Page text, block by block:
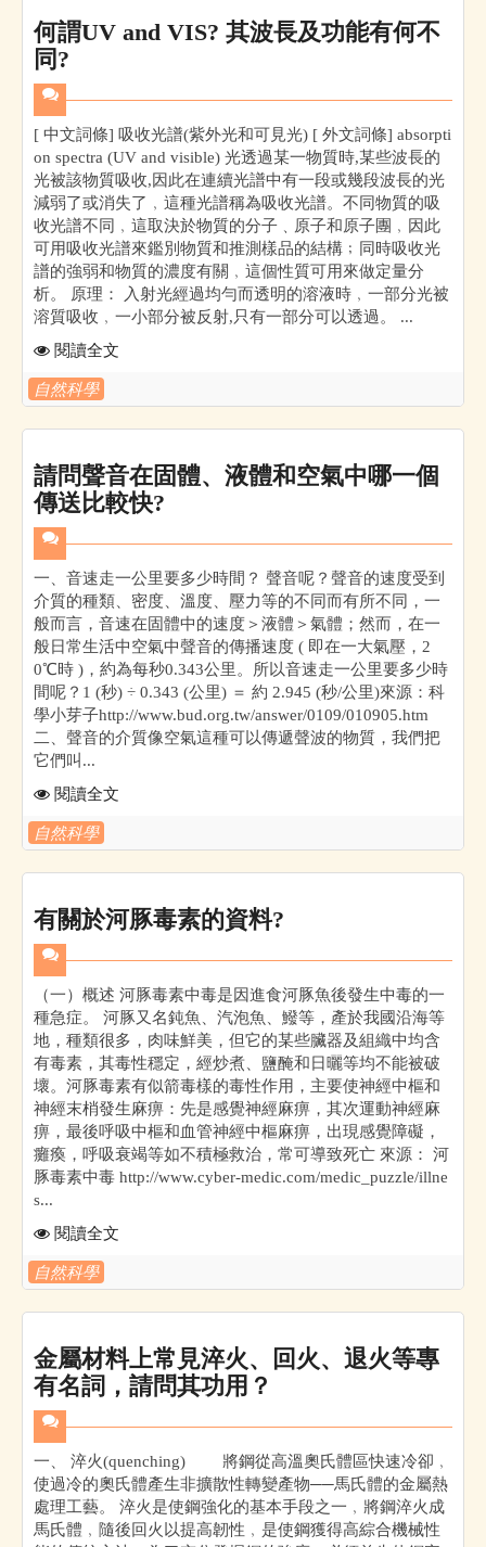
何謂UV and VIS? 其波長及功能有何不
同?
[ 中文詞條] 吸收光譜(紫外光和可見光) [ 外文詞條] absorpti
on spectra (UV and visible) 光透過某一物質時,某些波長的
光被該物質吸收,因此在連續光譜中有一段或幾段波長的光
減弱了或消失了﹐這種光譜稱為吸收光譜。不同物質的吸
收光譜不同﹐這取決於物質的分子﹑原子和原子團﹐因此
可用吸收光譜來鑑別物質和推測樣品的結構﹔同時吸收光
譜的強弱和物質的濃度有關﹐這個性質可用來做定量分
析。 原理： 入射光經過均勻而透明的溶液時﹐一部分光被
溶質吸收﹐一小部分被反射,只有一部分可以透過。 ...
閱讀全文
自然科學
請問聲音在固體、液體和空氣中哪一個
傳送比較快?
一、音速走一公里要多少時間？ 聲音呢？聲音的速度受到
介質的種類、密度、溫度、壓力等的不同而有所不同，一
般而言，音速在固體中的速度＞液體＞氣體；然而，在一
般日常生活中空氣中聲音的傳播速度 ( 即在一大氣壓，2
0℃時 )，約為每秒0.343公里。所以音速走一公里要多少時
間呢？1 (秒) ÷ 0.343 (公里) ＝ 約 2.945 (秒/公里)來源：科
學小芽子http://www.bud.org.tw/answer/0109/010905.htm
二、聲音的介質像空氣這種可以傳遞聲波的物質，我們把
它們叫...
閱讀全文
自然科學
有關於河豚毒素的資料?
（一）概述 河豚毒素中毒是因進食河豚魚後發生中毒的一
種急症。 河豚又名鈍魚、汽泡魚、鱍等，產於我國沿海等
地，種類很多，肉味鮮美，但它的某些臟器及組織中均含
有毒素，其毒性穩定，經炒煮、鹽醃和日曬等均不能被破
壞。河豚毒素有似箭毒樣的毒性作用，主要使神經中樞和
神經末梢發生麻痹：先是感覺神經麻痹，其次運動神經麻
痹，最後呼吸中樞和血管神經中樞麻痹，出現感覺障礙，
癱瘓，呼吸衰竭等如不積極救治，常可導致死亡 來源： 河
豚毒素中毒 http://www.cyber-medic.com/medic_puzzle/illne
s...
閱讀全文
自然科學
金屬材料上常見淬火、回火、退火等專
有名詞，請問其功用？
一、 淬火(quenching) 將鋼從高溫奧氏體區快速冷卻﹐
使過冷的奧氏體產生非擴散性轉變產物──馬氏體的金屬熱
處理工藝。 淬火是使鋼強化的基本手段之一﹐將鋼淬火成
馬氏體﹐隨後回火以提高韌性﹐是使鋼獲得高綜合機械性